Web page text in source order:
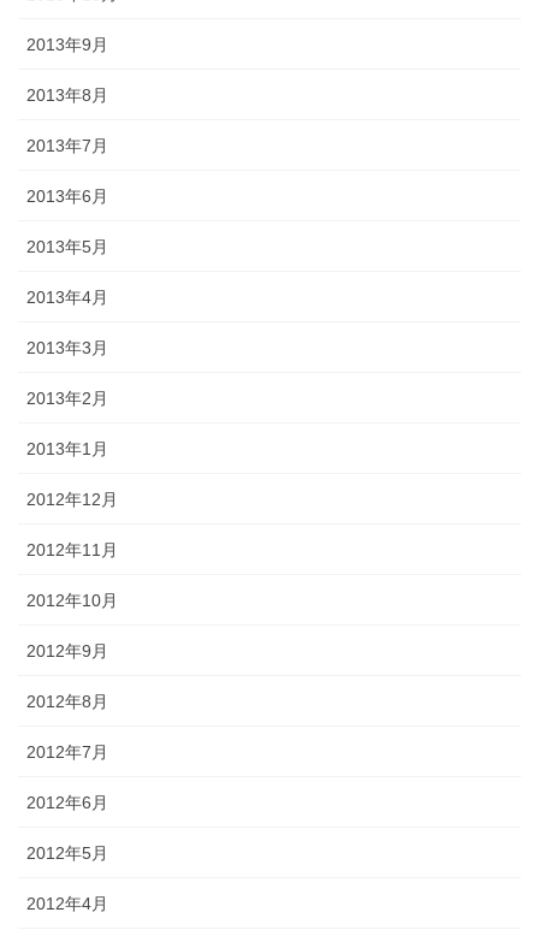
2013年9月
2013年8月
2013年7月
2013年6月
2013年5月
2013年4月
2013年3月
2013年2月
2013年1月
2012年12月
2012年11月
2012年10月
2012年9月
2012年8月
2012年7月
2012年6月
2012年5月
2012年4月